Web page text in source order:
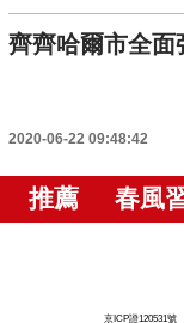
齊齊哈爾市全面
2020-06-22 09:48:42
推薦 春風
京ICP證120531號